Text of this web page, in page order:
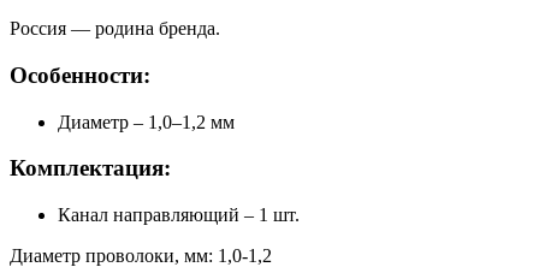
Россия — родина бренда.
Особенности:
Диаметр – 1,0–1,2 мм
Комплектация:
Канал направляющий – 1 шт.
Диаметр проволоки, мм: 1,0-1,2